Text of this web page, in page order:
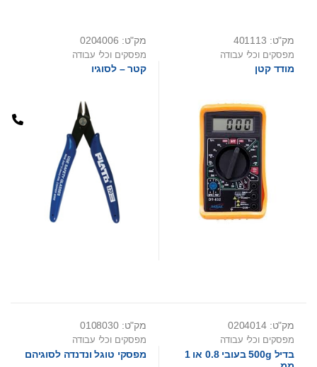
מק"ט: 401113
מפסקים וכלי עבודה
מודד קטן
מק"ט: 0204006
מפסקים וכלי עבודה
קטר – לסוגיו
מק"ט: 0204014
מפסקים וכלי עבודה
בדיל 500g בעובי 0.8 או 1
מק"ט: 0108030
מפסקים וכלי עבודה
מפסקי טוגל ונדנדה לסוגיהם